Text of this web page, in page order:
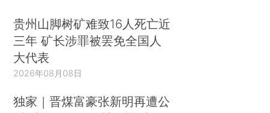
贵州山脚树矿难致16人死亡近
三年 矿长涉罪被罢免全国人
大代表
2026年08月08日
独家｜晋煤富豪张新明再遭公